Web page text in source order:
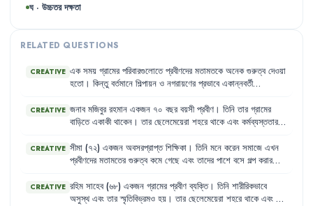
ঘ · উচ্চতর দক্ষতা
RELATED QUESTIONS
CREATIVE এক সময় গ্রামের পরিবারগুলোতে প্রবীণদের মতামতকে অনেক গুরুত্ব দেওয়া
হতো । কিন্তু বর্তমানে শিল্পায়ন ও নগরায়ণের প্রভাবে একান্নবর্তী
মতামতকে আর আগের মতো গুরুত্ব দেওয়া হয় না এবং তারা সমাজে প্রায়
গৌণ বিবেচিত হন। তাদের পাশে বসে কথা বলার সময়ও যেন কারও নেই।
CREATIVE জনাব মজিবুর রহমান একজন ৭০ বছর বয়সী প্রবীণ । তিনি তার গ্রামের
বাড়িতে একাকী থাকেন । তার ছেলেমেয়েরা শহরে থাকে এবং কর্মব্যস্ততার
হয়ে পড়েন এবং তার দেখাশোনা করার কেউ থাকে না। তিনি মনে করেন, তার
একটু সঙ্গ এবং যত্নের প্রয়োজন ।
CREATIVE সীমা (৭২) একজন অবসরপ্রাপ্ত শিক্ষিকা । তিনি মনে করেন সমাজে এখন
প্রবীণদের মতামতের গুরুত্ব কমে গেছে এবং তাদের পাশে বসে গল্প করার
নিজেকে সমাজের বোঝা মনে করেন । তার শারীরিক শক্তিও আগের মতো
নেই।
CREATIVE রহিম সাহেব (৬৮) একজন গ্রামের প্রবীণ ব্যক্তি। তিনি শারীরিকভাবে
অসুস্থ এবং তার স্মৃতিবিভ্রমও হয় । তার ছেলেমেয়েরা শহরে থাকে এবং তার